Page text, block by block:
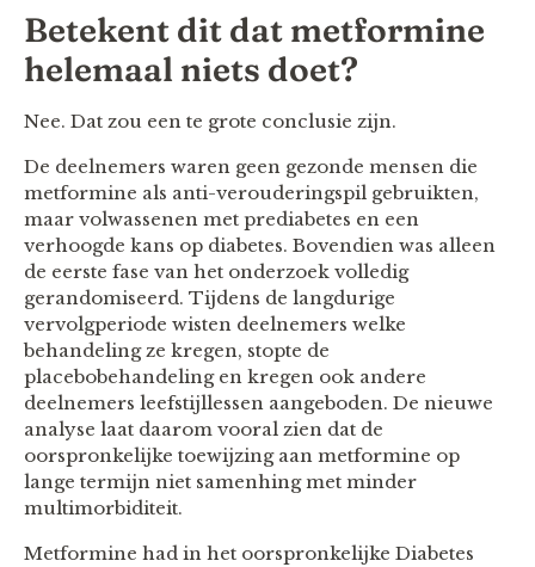
Betekent dit dat metformine
helemaal niets doet?
Nee. Dat zou een te grote conclusie zijn.
De deelnemers waren geen gezonde mensen die
metformine als anti-verouderingspil gebruikten,
maar volwassenen met prediabetes en een
verhoogde kans op diabetes. Bovendien was alleen
de eerste fase van het onderzoek volledig
gerandomiseerd. Tijdens de langdurige
vervolgperiode wisten deelnemers welke
behandeling ze kregen, stopte de
placebobehandeling en kregen ook andere
deelnemers leefstijllessen aangeboden. De nieuwe
analyse laat daarom vooral zien dat de
oorspronkelijke toewijzing aan metformine op
lange termijn niet samenhing met minder
multimorbiditeit.
Metformine had in het oorspronkelijke Diabetes